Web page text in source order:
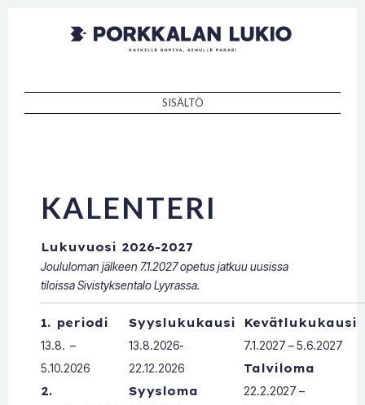
Porkkalan
lukio
Kaikille sopiva, sinulle paras!
SISÄLTÖ
KALENTERI
Lukuvuosi 2026-2027
Joululoman jälkeen 7.1.2027 opetus jatkuu uusissa
tiloissa Sivistyksentalo Lyyrassa.
1. periodi
13.8. –
5.10.2026
2.
Syyslukukausi
13.8.2026-
22.12.2026
Syysloma
Kevätlukukausi
7.1.2027 – 5.6.2027
Talviloma
22.2.2027 –